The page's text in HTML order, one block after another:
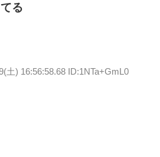
る
土) 16:56:58.68 ID:1NTa+GmL0